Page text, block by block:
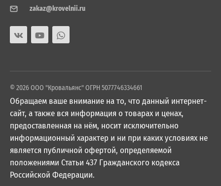
zakaz@krovelnii.ru
© 2026 ООО "Кровальянс" ОГРН 5077746334661
Обращаем ваше внимание на то, что данный интернет-
сайт, а также вся информация о товарах и ценах,
предоставленная на нём, носит исключительно
информационный характер и ни при каких условиях не
является публичной офертой, определяемой
положениями Статьи 437 Гражданского кодекса
Российской Федерации.